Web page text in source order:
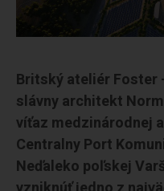
Britský ateliér Foster
slávny architekt
víťaz medzinárodnej
Centralny Port
Neďaleko poľskej